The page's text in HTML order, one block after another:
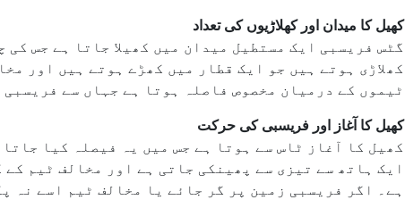
کھیل کا میدان اور کھلاڑیوں کی تعداد
گٹس فریسبی ایک مستطیل میدان میں کھیلا جاتا ہے جس
کھلاڑی ہوتے ہیں جو ایک قطار میں کھڑے ہوتے ہیں اور
ٹیموں کے درمیان مخصوص فاصلہ ہوتا ہے جہاں سے فریسبی
کھیل کا آغاز اور فریسبی کی حرکت
کھیل کا آغاز ٹاس سے ہوتا ہے جس میں یہ فیصلہ کیا
ایک ہاتھ سے تیزی سے پھینکی جاتی ہے اور مخالف ٹیم
ہے۔ اگر فریسبی زمین پر گر جائے یا مخالف ٹیم اسے نہ